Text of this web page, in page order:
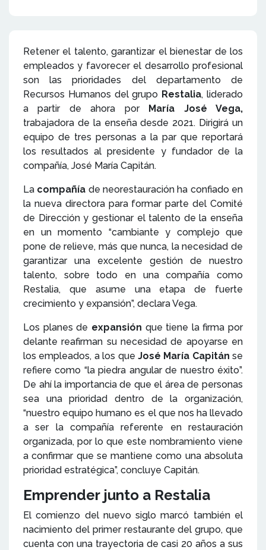
Retener el talento, garantizar el bienestar de los
empleados y favorecer el desarrollo profesional
son las prioridades del departamento de
Recursos Humanos del grupo Restalia, liderado
a partir de ahora por María José Vega,
trabajadora de la enseña desde 2021. Dirigirá un
equipo de tres personas a la par que reportará
los resultados al presidente y fundador de la
compañía, José María Capitán.
La compañía de neorestauración ha confiado en
la nueva directora para formar parte del Comité
de Dirección y gestionar el talento de la enseña
en un momento “cambiante y complejo que
pone de relieve, más que nunca, la necesidad de
garantizar una excelente gestión de nuestro
talento, sobre todo en una compañía como
Restalia, que asume una etapa de fuerte
crecimiento y expansión”, declara Vega.
Los planes de expansión que tiene la firma por
delante reafirman su necesidad de apoyarse en
los empleados, a los que José María Capitán se
refiere como “la piedra angular de nuestro éxito”.
De ahí la importancia de que el área de personas
sea una prioridad dentro de la organización,
“nuestro equipo humano es el que nos ha llevado
a ser la compañía referente en restauración
organizada, por lo que este nombramiento viene
a confirmar que se mantiene como una absoluta
prioridad estratégica”, concluye Capitán.
Emprender junto a Restalia
El comienzo del nuevo siglo marcó también el
nacimiento del primer restaurante del grupo, que
cuenta con una trayectoria de casi 20 años a sus